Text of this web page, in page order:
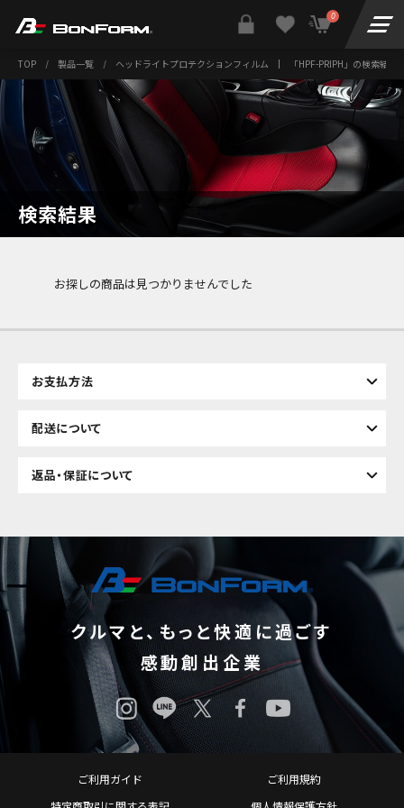
0
TOP / 製品一覧 / ヘッドライトプロテクションフィルム | 「HPF-PRIPH」の検索結果
検索結果
お探しの商品は見つかりませんでした
お支払方法
配送について
返品・保証について
クルマと、もっと快適に過ごす
感動創出企業
ご利用ガイド
ご利用規約